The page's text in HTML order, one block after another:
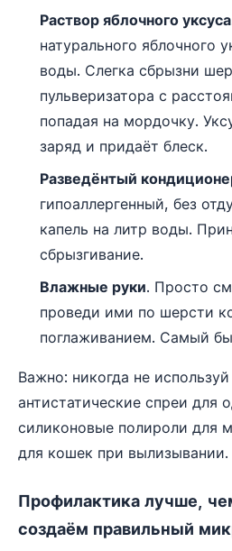
Раствор яблочного уксуса
натурального яблочного
воды. Слегка сбрызни
пульверизатора с
попадая на мордочку.
заряд и придаёт блеск.
Разведёнтый
гипоаллергенный, без
капель на литр воды.
сбрызгивание.
Влажные руки. Просто
проведи ими по шерсти
поглаживанием. Самый
Важно: никогда не
антистатические спреи для
силиконовые полироли для
для кошек при вылизывании.
Профилактика лучше,
создаём правильный